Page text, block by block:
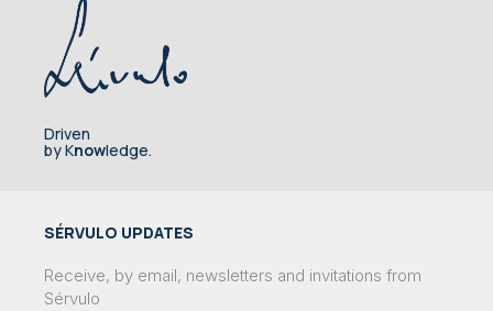
Driven
by Knowledge.
SÉRVULO UPDATES
Receive, by email, newsletters and invitations from
Sérvulo